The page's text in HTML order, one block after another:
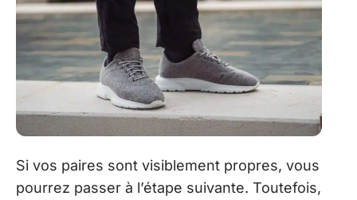
Si vos paires sont visiblement propres, vous
pourrez passer à l’étape suivante. Toutefois,